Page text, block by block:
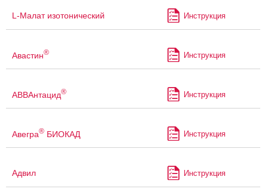
L-Малат изотонический Инструкция
Авастин® Инструкция
АВВАнтацид® Инструкция
Авегра® БИОКАД Инструкция
Адвил Инструкция